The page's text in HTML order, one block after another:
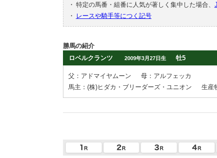
・ 特定の馬番・組番に人気が著しく集中した場合、
・
レースや騎手等につく記号
勝馬の紹介
ロベルクランツ
2009年3月27日生 牡5
父：アドマイヤムーン
母：アルフェッカ
馬主：(株)ヒダカ・ブリーダーズ・ユニオン
生産